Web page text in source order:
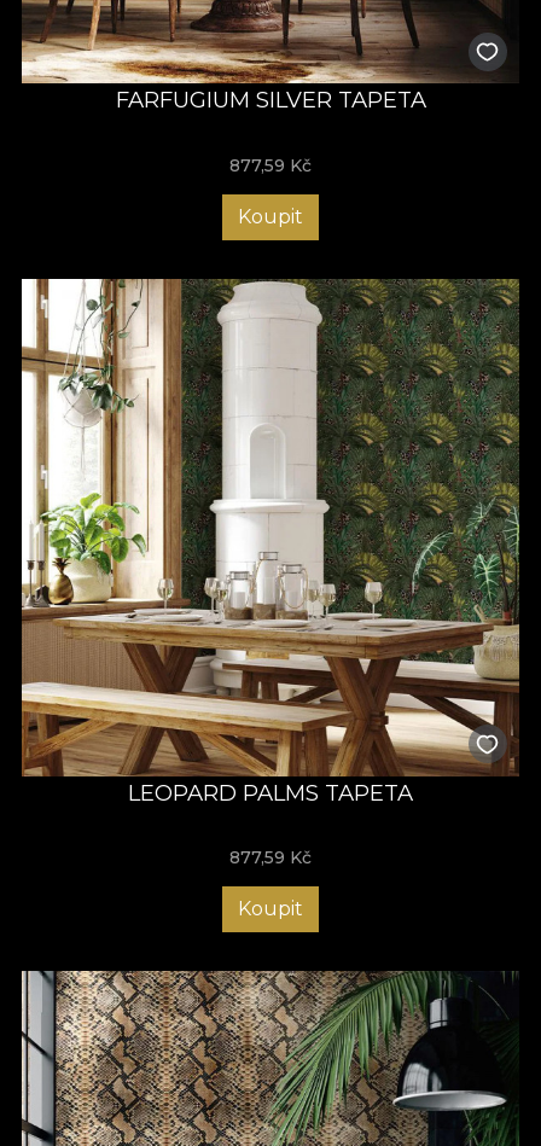
FARFUGIUM SILVER TAPETA
877,59 Kč
Koupit
LEOPARD PALMS TAPETA
877,59 Kč
Koupit